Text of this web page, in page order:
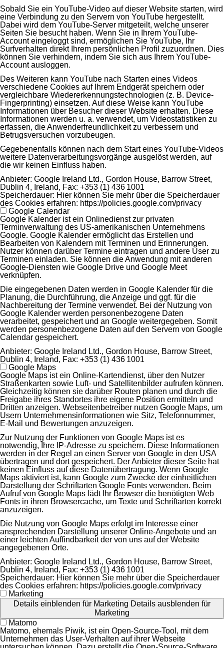
Sobald Sie ein YouTube-Video auf dieser Website starten, wird
eine Verbindung zu den Servern von YouTube hergestellt.
Dabei wird dem YouTube-Server mitgeteilt, welche unserer
Seiten Sie besucht haben. Wenn Sie in Ihrem YouTube-
Account eingeloggt sind, ermöglichen Sie YouTube, Ihr
Surfverhalten direkt Ihrem persönlichen Profil zuzuordnen. Dies
können Sie verhindern, indem Sie sich aus Ihrem YouTube-
Account ausloggen.
Des Weiteren kann YouTube nach Starten eines Videos
verschiedene Cookies auf Ihrem Endgerät speichern oder
vergleichbare Wiedererkennungstechnologien (z. B. Device-
Fingerprinting) einsetzen. Auf diese Weise kann YouTube
Informationen über Besucher dieser Website erhalten. Diese
Informationen werden u. a. verwendet, um Videostatistiken zu
erfassen, die Anwenderfreundlichkeit zu verbessern und
Betrugsversuchen vorzubeugen.
Gegebenenfalls können nach dem Start eines YouTube-Videos
weitere Datenverarbeitungsvorgänge ausgelöst werden, auf
die wir keinen Einfluss haben.
Anbieter: Google Ireland Ltd., Gordon House, Barrow Street,
Dublin 4, Ireland, Fax: +353 (1) 436 1001
Speicherdauer: Hier können Sie mehr über die Speicherdauer
des Cookies erfahren: https://policies.google.com/privacy
Google Calendar
Google Kalender ist ein Onlinedienst zur privaten
Terminverwaltung des US-amerikanischen Unternehmens
Google. Google Kalender ermöglicht das Erstellen und
Bearbeiten von Kalendern mit Terminen und Erinnerungen.
Nutzer können darüber Termine eintragen und andere User zu
Terminen einladen. Sie können die Anwendung mit anderen
Google-Diensten wie Google Drive und Google Meet
verknüpfen.
Die eingegebenen Daten werden in Google Kalender für die
Planung, die Durchführung, die Anzeige und ggf. für die
Nachbereitung der Termine verwendet. Bei der Nutzung von
Google Kalender werden personenbezogene Daten
verarbeitet, gespeichert und an Google weitergegeben. Somit
werden personenbezogene Daten auf den Servern von Google
Calendar gespeichert.
Anbieter: Google Ireland Ltd., Gordon House, Barrow Street,
Dublin 4, Ireland, Fax: +353 (1) 436 1001
Google Maps
Google Maps ist ein Online-Kartendienst, über den Nutzer
Straßenkarten sowie Luft- und Satellitenbilder aufrufen können.
Gleichzeitig können sie darüber Routen planen und durch die
Freigabe ihres Standortes ihre eigene Position ermitteln und
Dritten anzeigen. Webseitenbetreiber nutzen Google Maps, um
Usern Unternehmensinformationen wie Sitz, Telefonnummer,
E-Mail und Bewertungen anzuzeigen.
Zur Nutzung der Funktionen von Google Maps ist es
notwendig, Ihre IP-Adresse zu speichern. Diese Informationen
werden in der Regel an einen Server von Google in den USA
übertragen und dort gespeichert. Der Anbieter dieser Seite hat
keinen Einfluss auf diese Datenübertragung. Wenn Google
Maps aktiviert ist, kann Google zum Zwecke der einheitlichen
Darstellung der Schriftarten Google Fonts verwenden. Beim
Aufruf von Google Maps lädt Ihr Browser die benötigten Web
Fonts in ihren Browsercache, um Texte und Schriftarten korrekt
anzuzeigen.
Die Nutzung von Google Maps erfolgt im Interesse einer
ansprechenden Darstellung unserer Online-Angebote und an
einer leichten Auffindbarkeit der von uns auf der Website
angegebenen Orte.
Anbieter: Google Ireland Ltd., Gordon House, Barrow Street,
Dublin 4, Ireland, Fax: +353 (1) 436 1001
Speicherdauer: Hier können Sie mehr über die Speicherdauer
des Cookies erfahren: https://policies.google.com/privacy
Marketing
Details einblenden für Marketing Details ausblenden für
Marketing
Matomo
Matomo, ehemals Piwik, ist ein Open-Source-Tool, mit dem
Unternehmen das User-Verhalten auf ihrer Webseite